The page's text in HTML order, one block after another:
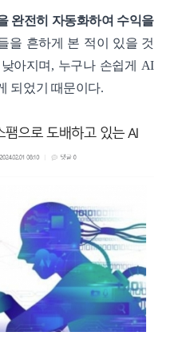
완전히 자동화하여 수익을
을 흔하게 본 적이 있을 것
아지며, 누구나 손쉽게 AI
되었기 때문이다.